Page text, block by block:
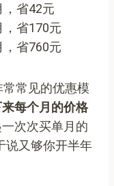
，省42元
，省170元
，省760元
常常见的优惠模
每个月的价格
次次买单月的
说又够你开半年